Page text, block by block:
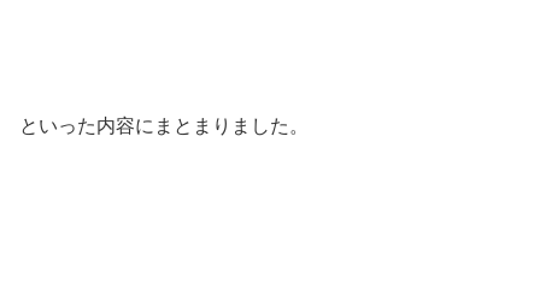
といった内容にまとまりました。